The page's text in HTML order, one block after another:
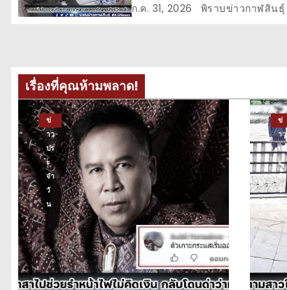
อ
ก.ค. 31, 2026 พิราบข่าวกาฬสินธุ์
เรื่องที่คุณห้ามพลาด!
ข่
าว
ปร
ะ
จำ
วั
น
ข่
าว
ปร
ะ
จำ
วั